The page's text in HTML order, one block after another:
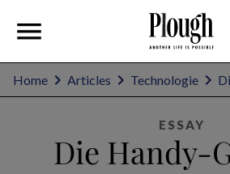
Home Articles Technologie
ESSAY
Die Handy-